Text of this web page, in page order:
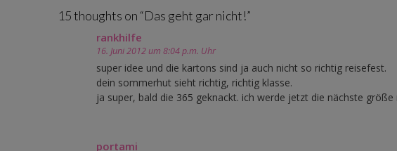
15 thoughts on “Das geht gar nicht!”
rankhilfe
16. Juni 2012 um 8:04 p.m. Uhr
super idee und die kartons sind ja auch nicht so richtig reisefest.
dein sommerhut sieht richtig, richtig klasse.
ja super, bald die 365 geknackt. ich werde jetzt die nächste
portami